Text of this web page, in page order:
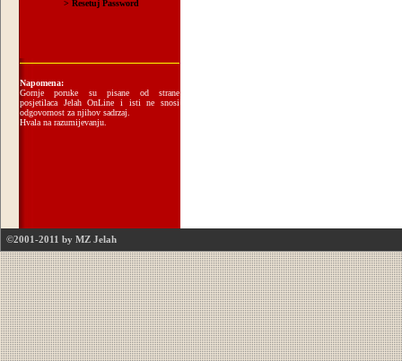
Napomena:
Gornje poruke su pisane od strane
posjetilaca Jelah OnLine i isti ne snosi
odgovornost za njihov sadrzaj.
Hvala na razumijevanju.
©2001-2011 by MZ Jelah